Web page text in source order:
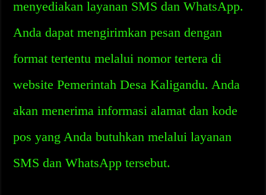
menyediakan layanan SMS dan WhatsApp.
Anda dapat mengirimkan pesan dengan
format tertentu melalui nomor tertera di
website Pemerintah Desa Kaligandu. Anda
akan menerima informasi alamat dan kode
pos yang Anda butuhkan melalui layanan
SMS dan WhatsApp tersebut.